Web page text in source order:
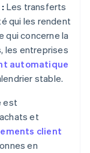
Les transferts
qui les rendent
qui concerne la
les entreprises
automatique
stable.
est
et
client
en